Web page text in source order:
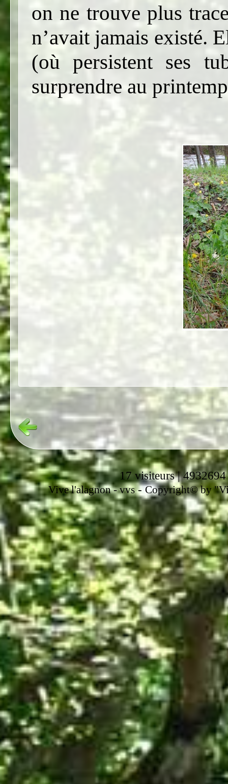
on ne trouve plus
n’avait jamais existé.
(où persistent ses
surprendre au
17 visiteurs | 4932694
Vive l'alagnon -vvs-Copyright© by